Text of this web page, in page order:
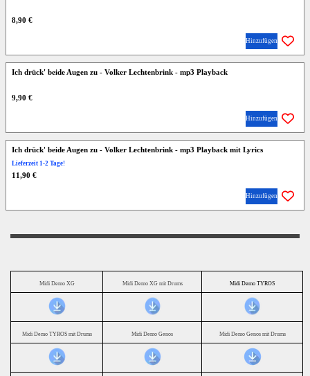
8,90 €
Hinzufügen
Ich drück' beide Augen zu - Volker Lechtenbrink - mp3 Playback
9,90 €
Hinzufügen
Ich drück' beide Augen zu - Volker Lechtenbrink - mp3 Playback mit Lyrics
Lieferzeit 1-2 Tage!
11,90 €
Hinzufügen
Midi Demo XG Midi Demo XG mit Drums Midi Demo TYROS
Midi Demo TYROS mit Drums Midi Demo Genos Midi Demo Genos mit Drums